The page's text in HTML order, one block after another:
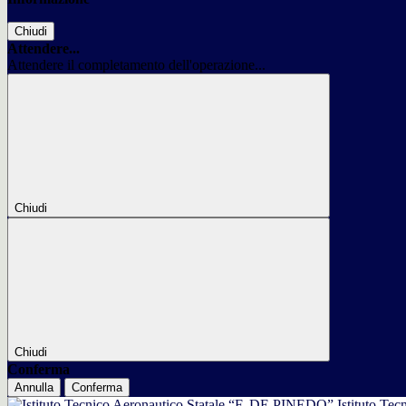
Chiudi
Attendere...
Attendere il completamento dell'operazione...
Chiudi
Chiudi
Conferma
Annulla Conferma